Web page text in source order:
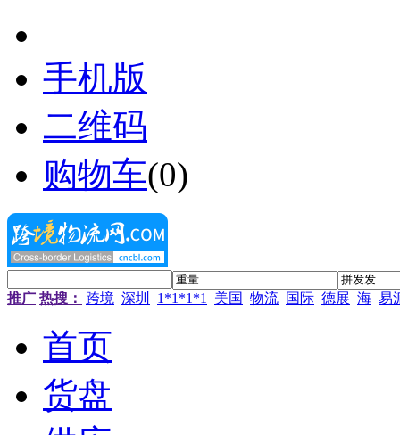
手机版
二维码
购物车(0)
推广 热搜： 跨境 深圳 1*1*1*1 美国 物流 国际 德展 海 易
首页
货盘